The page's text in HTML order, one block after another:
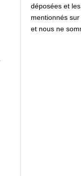
déposées et
mentionnés
et nous ne